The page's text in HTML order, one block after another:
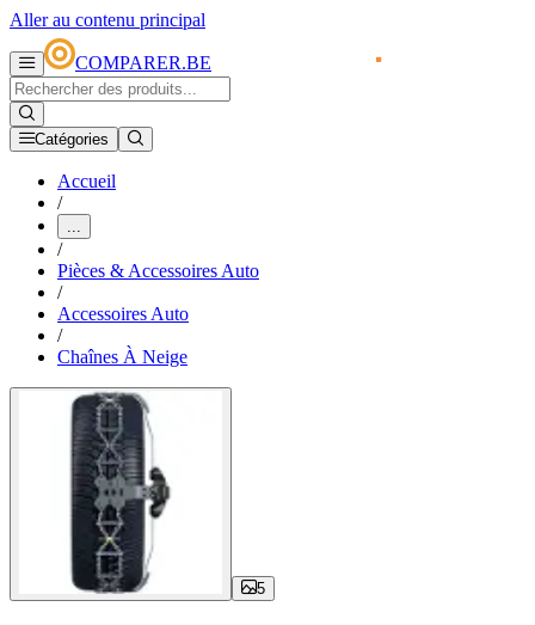
Aller au contenu principal
COMPARER.BE
Catégories
Accueil
/
...
/
Pièces & Accessoires Auto
/
Accessoires Auto
/
Chaînes À Neige
5